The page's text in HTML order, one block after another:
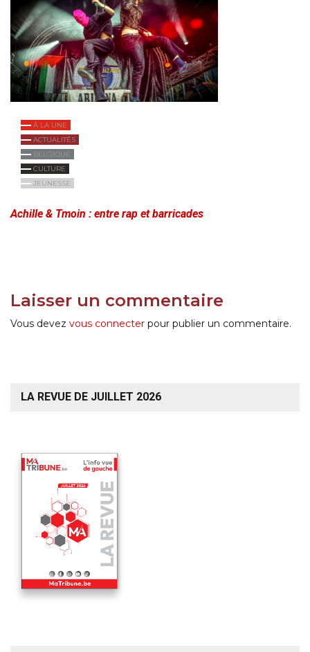
À LA UNE
ACTUALITÉS
BELGIQUE
CULTURE
JEUNESSE
Achille & Tmoin : entre rap et barricades
Laisser un commentaire
Vous devez vous connecter pour publier un commentaire.
LA REVUE DE JUILLET 2026